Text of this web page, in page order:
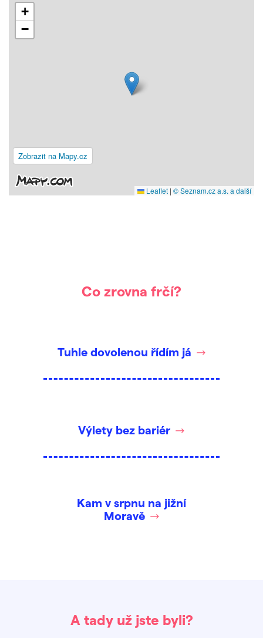
Zobrazit na Mapy.cz
+
−
Leaflet | © Seznam.cz a.s. a další
Co zrovna frčí?
Tuhle dovolenou řídím já
Výlety bez bariér
Kam v srpnu na jižní
Moravě
A tady už jste byli?